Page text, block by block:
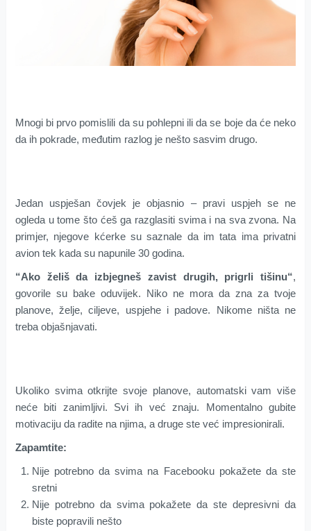
Mnogi bi prvo pomislili da su pohlepni ili da se boje da će neko
da ih pokrade, međutim razlog je nešto sasvim drugo.
Jedan uspješan čovjek je objasnio – pravi uspjeh se ne
ogleda u tome što ćeš ga razglasiti svima i na sva zvona. Na
primjer, njegove kćerke su saznale da im tata ima privatni
avion tek kada su napunile 30 godina.
“Ako želiš da izbjegneš zavist drugih, prigrli tišinu“,
govorile su bake oduvijek. Niko ne mora da zna za tvoje
planove, želje, ciljeve, uspjehe i padove. Nikome ništa ne
treba objašnjavati.
Ukoliko svima otkrijte svoje planove, automatski vam više
neće biti zanimljivi. Svi ih već znaju. Momentalno gubite
motivaciju da radite na njima, a druge ste već impresionirali.
Zapamtite:
Nije potrebno da svima na Facebooku pokažete da ste
sretni
Nije potrebno da svima pokažete da ste depresivni da
biste popravili nešto